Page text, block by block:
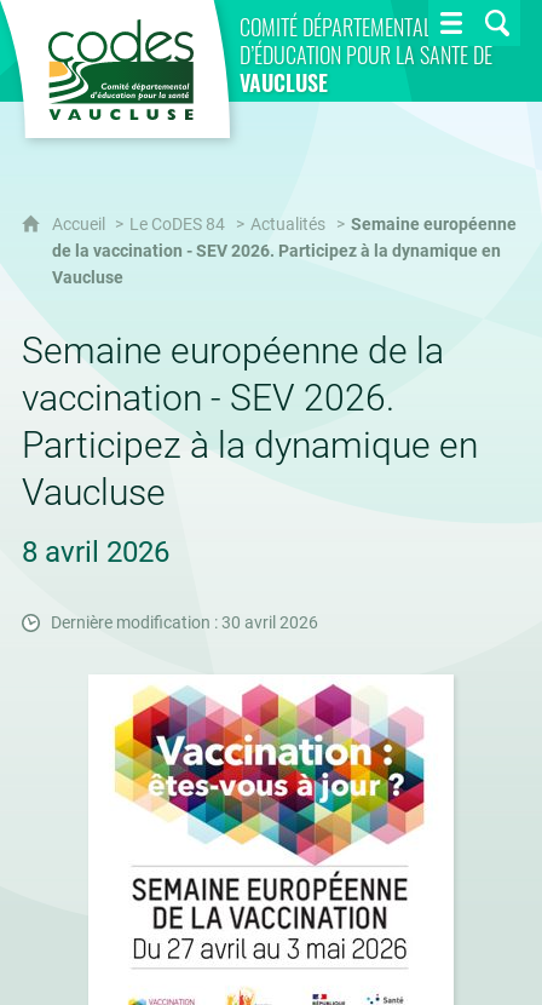
COMITÉ DÉPARTEMENTAL
D’ÉDUCATION POUR LA SANTÉ DE
VAUCLUSE
CoDES 84
Accueil Le CoDES 84 Actualités
Semaine européenne
de la vaccination - SEV 2026. Participez à la dynamique en
Vaucluse
Semaine européenne de la
vaccination - SEV 2026.
Participez à la dynamique en
Vaucluse
8 avril 2026
Dernière modification : 30 avril 2026